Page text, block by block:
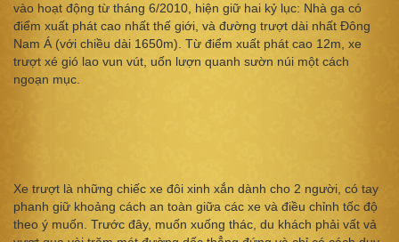
vào hoạt động từ tháng 6/2010, hiện giữ hai kỷ lục: Nhà ga có
điểm xuất phát cao nhất thế giới, và đường trượt dài nhất Đông
Nam Á (với chiều dài 1650m). Từ điểm xuất phát cao 12m, xe
trượt xé gió lao vun vút, uốn lượn quanh sườn núi một cách
ngoạn mục.
Xe trượt là những chiếc xe đôi xinh xắn dành cho 2 người, có tay
phanh giữ khoảng cách an toàn giữa các xe và điều chỉnh tốc độ
theo ý muốn. Trước đây, muốn xuống thác, du khách phải vất vả